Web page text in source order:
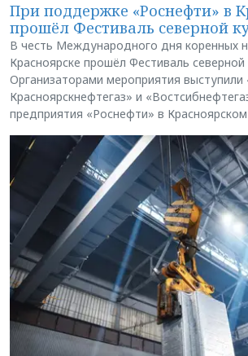
При поддержке «Роснефти» в
прошёл Фестиваль северной
В честь Международного дня коренных
Красноярске прошёл Фестиваль северной
Организаторами мероприятия выступили
Красноярскнефтегаз» и
предприятия «Роснефти» в